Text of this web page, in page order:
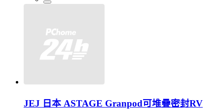
JEJ 日本 ASTAGE Granpod可堆疊密封RV